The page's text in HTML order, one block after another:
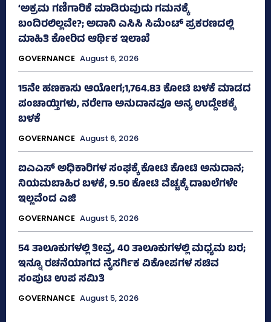
‘ಅಕ್ರಮ ಗಣಿಗಾರಿಕೆ ಮಾಡಿರುವುದು ಗಮನಕ್ಕೆ
ಬಂದಿರಲಿಲ್ಲವೇ?; ಅದಾನಿ ಎಸಿಸಿ ಸಿಮೆಂಟ್ ಪ್ರಕರಣದಲ್ಲಿ
ಮಾಹಿತಿ ಕೋರಿದ ಆರ್ಥಿಕ ಇಲಾಖೆ
GOVERNANCE August 6, 2026
15ನೇ ಹಣಕಾಸು ಆಯೋಗ;1,764.83 ಕೋಟಿ ಬಳಕೆ ಮಾಡದ
ಪಂಚಾಯ್ತಿಗಳು, ನರೇಗಾ ಅನುದಾನವೂ ಅನ್ಯ ಉದ್ದೇಶಕ್ಕೆ
ಬಳಕೆ
GOVERNANCE August 6, 2026
ಐಎಎಸ್‌ ಅಧಿಕಾರಿಗಳ ಸಂಘಕ್ಕೆ ಕೋಟಿ ಕೋಟಿ ಅನುದಾನ;
ನಿಯಮಬಾಹಿರ ಬಳಕೆ, 9.50 ಕೋಟಿ ವೆಚ್ಚಕ್ಕೆ ದಾಖಲೆಗಳೇ
ಇಲ್ಲವೆಂದ ಎಜಿ
GOVERNANCE August 5, 2026
54 ತಾಲೂಕುಗಳಲ್ಲಿ ತೀವ್ರ, 40 ತಾಲೂಕುಗಳಲ್ಲಿ ಮಧ್ಯಮ ಬರ;
ಇನ್ನೂ ರಚನೆಯಾಗದ ನೈಸರ್ಗಿಕ ವಿಕೋಪಗಳ ಸಚಿವ
ಸಂಪುಟ ಉಪ ಸಮಿತಿ
GOVERNANCE August 5, 2026